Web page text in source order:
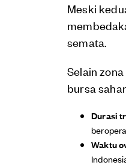
Meski
semata.
Selain
bursa
Durasi
Waktu